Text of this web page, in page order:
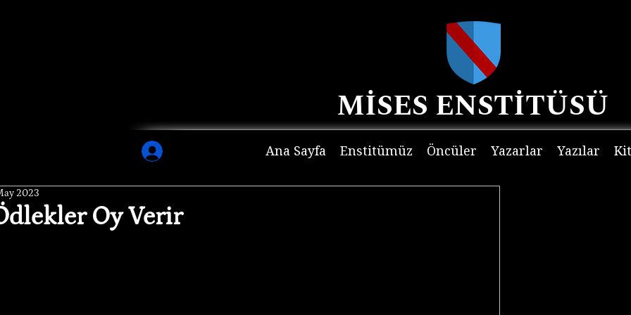
MİSES ENSTİTÜSÜ
Ana Sayfa Enstitümüz Öncüler Yazarlar Yazılar
Oy Verir
2023